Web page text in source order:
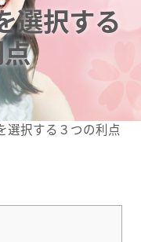
選択する
選択する３つの利点